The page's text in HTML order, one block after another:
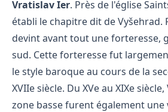
Vratislav Ier. Près de l'église
établi le chapitre dit de Vyšehrad.
devint avant tout une forteresse,
sud. Cette forteresse fut
le style baroque au cours de la
XVIIe siècle. Du XVe au XIXe
zone basse furent également une